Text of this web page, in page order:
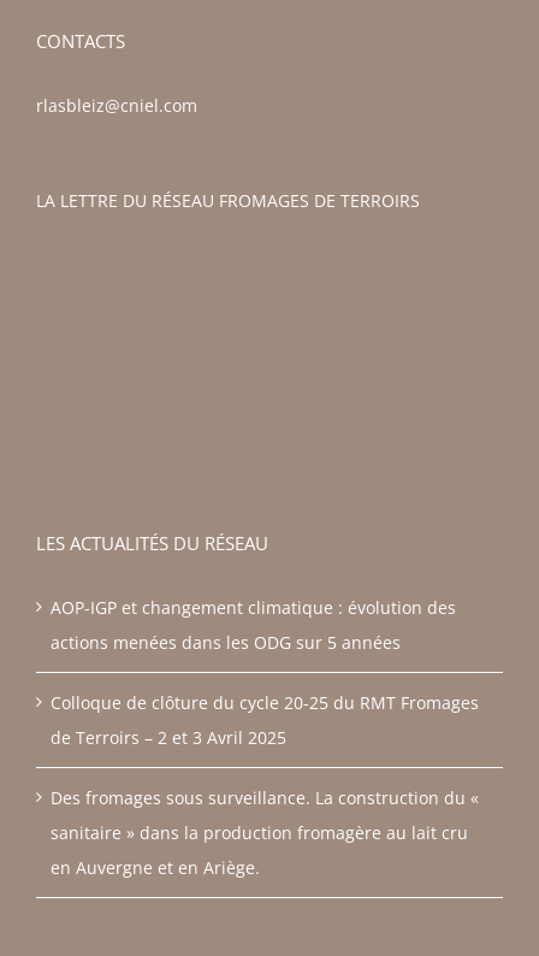
CONTACTS
rlasbleiz@cniel.com
LA LETTRE DU RÉSEAU FROMAGES DE TERROIRS
LES ACTUALITÉS DU RÉSEAU
AOP-IGP et changement climatique : évolution des
actions menées dans les ODG sur 5 années
Colloque de clôture du cycle 20-25 du RMT Fromages
de Terroirs – 2 et 3 Avril 2025
Des fromages sous surveillance. La construction du «
sanitaire » dans la production fromagère au lait cru
en Auvergne et en Ariège.